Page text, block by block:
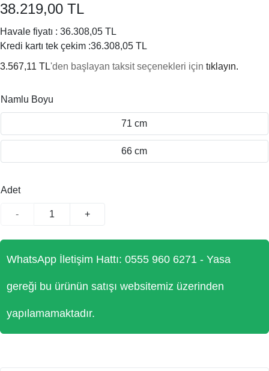
38.219,00 TL
Havale fiyatı : 36.308,05 TL
Kredi kartı tek çekim :36.308,05 TL
3.567,11 TL'den başlayan taksit seçenekleri için tıklayın.
Namlu Boyu
71 cm
66 cm
Adet
- +
WhatsApp İletişim Hattı: 0555 960 6271 - Yasa
gereği bu ürünün satışı websitemiz üzerinden
yapılamamaktadır.